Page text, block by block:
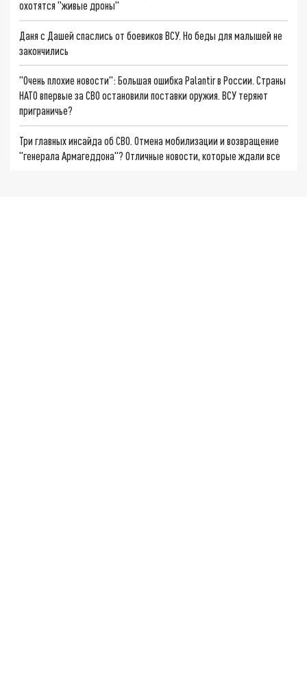
охотятся "живые дроны"
Даня с Дашей спаслись от боевиков ВСУ. Но беды для малышей не
закончились
"Очень плохие новости": Большая ошибка Palantir в России. Страны
НАТО впервые за СВО остановили поставки оружия. ВСУ теряют
приграничье?
Три главных инсайда об СВО. Отмена мобилизации и возвращение
"генерала Армагеддона"? Отличные новости, которые ждали все